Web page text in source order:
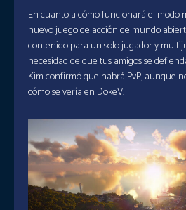
En cuanto a cómo funcionará el modo
nuevo juego de acción de mundo
contenido para un solo jugador y
necesidad de que tus amigos se
Kim confirmó que habrá PvP, aunque
cómo se vería en DokeV.